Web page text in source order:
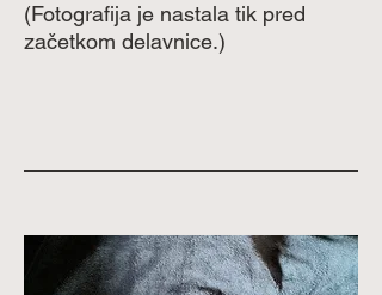
(Fotografija je nastala tik pred
začetkom delavnice.)